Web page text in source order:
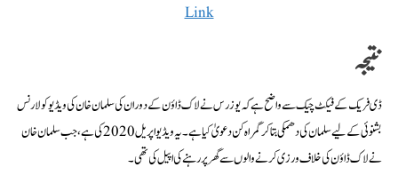
Link
نتیجہ
ڈی فریک کے فیکٹ چیک سے واضح ہے کہ یوزرس نے لاک ڈاؤن کے دوران کی سلمان خان کی ویڈیو کو لارنس
بشنوئی کے لیے سلمان کی دھمکی بتا کر گمراہ کن دعویٰ کیا ہے۔ یہ ویڈیو اپریل 2020 کی ہے، جب سلمان خان
نے لاک ڈاؤن کی خلاف ورزی کرنے والوں سے گھر پر رہنے کی اپیل کی تھی۔